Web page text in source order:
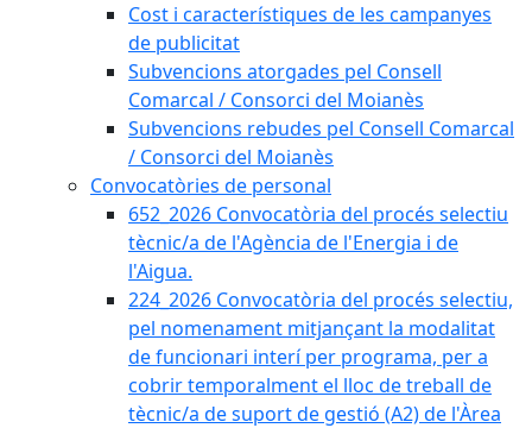
Cost i característiques de les campanyes
de publicitat
Subvencions atorgades pel Consell
Comarcal / Consorci del Moianès
Subvencions rebudes pel Consell Comarcal
/ Consorci del Moianès
Convocatòries de personal
652_2026 Convocatòria del procés selectiu
tècnic/a de l'Agència de l'Energia i de
l'Aigua.
224_2026 Convocatòria del procés selectiu,
pel nomenament mitjançant la modalitat
de funcionari interí per programa, per a
cobrir temporalment el lloc de treball de
tècnic/a de suport de gestió (A2) de l'Àrea